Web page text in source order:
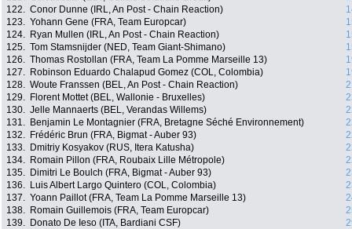
122. Conor Dunne (IRL, An Post - Chain Reaction)
123. Yohann Gene (FRA, Team Europcar)
124.
Ryan Mullen (IRL, An Post - Chain Reaction)
125. Tom Stamsnijder (NED, Team Giant-Shimano)
126. Thomas Rostollan (FRA, Team La Pomme Marseille 13)
127.
Robinson Eduardo Chalapud Gomez (COL, Colombia)
128. Woute Franssen (BEL, An Post - Chain Reaction)
129.
Florent Mottet (BEL, Wallonie - Bruxelles)
130. Jelle Mannaerts (BEL, Verandas Willems)
131.
Benjamin Le Montagnier (FRA, Bretagne Séché Environnement)
132.
Frédéric Brun (FRA, Bigmat - Auber 93)
133.
Dmitriy Kosyakov (RUS, Itera Katusha)
134.
Romain Pillon (FRA, Roubaix Lille Métropole)
135.
Dimitri Le Boulch (FRA, Bigmat - Auber 93)
136.
Luis Albert Largo Quintero (COL, Colombia)
137. Yoann Paillot (FRA, Team La Pomme Marseille 13)
138.
Romain Guillemois (FRA, Team Europcar)
139.
Donato De Ieso (ITA, Bardiani CSF)